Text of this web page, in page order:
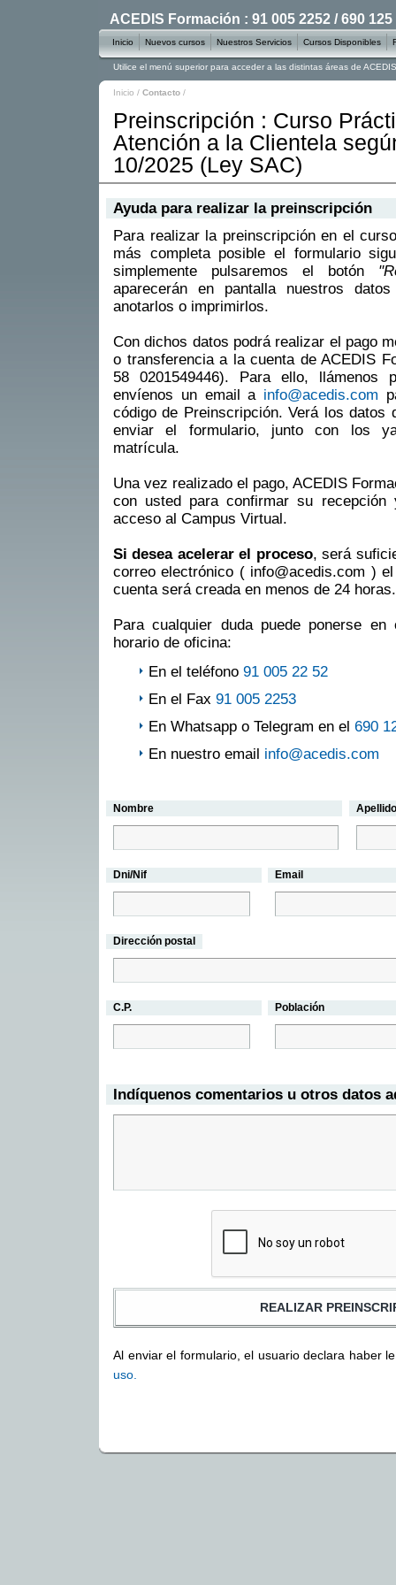
Inicio / Contacto /
Preinscripción : Curso
Atención a la Clientela
10/2025 (Ley SAC)
Ayuda para realizar la preinscripción
Para realizar la preinscripción en el
más completa posible el formulario
simplemente pulsaremos el botón
aparecerán en pantalla nuestros
anotarlos o imprimirlos.
Con dichos datos podrá realizar el pago
o transferencia a la cuenta de ACEDIS
58 0201549446). Para ello, llámenos
envíenos un email a info@acedis.com
código de Preinscripción. Verá los datos
enviar el formulario, junto con los
matrícula.
Una vez realizado el pago, ACEDIS
con usted para confirmar su
acceso al Campus Virtual.
Si desea acelerar el proceso, será
correo electrónico ( info@acedis.com )
cuenta será creada en menos de 24 horas.
Para cualquier duda puede ponerse
horario de oficina:
En el teléfono 91 005 22 52
En el Fax 91 005 2253
En Whatsapp o Telegram en el 690
En nuestro email info@acedis.com
Nombre
Dni/Nif Email
Dirección postal
C.P. Población
Indíquenos comentarios u otros datos
Al enviar el formulario, el usuario declara haber
uso.
ACEDIS Formación : 91 005 2252 / 690 125
Inicio Nuevos cursos Nuestros Servicios Cursos Disponibles
Utilice el menú superior para acceder a las distintas áreas de